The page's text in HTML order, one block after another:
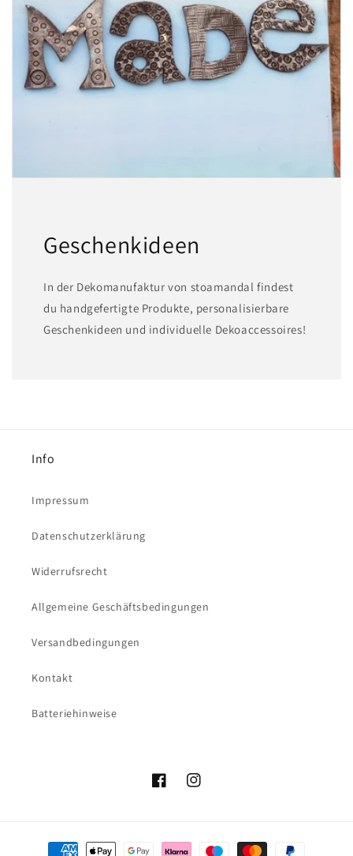
Geschenkideen
In der Dekomanufaktur von stoamandal findest
du handgefertigte Produkte, personalisierbare
Geschenkideen und individuelle Dekoaccessoires!
Info
Impressum
Datenschutzerklärung
Widerrufsrecht
Allgemeine Geschäftsbedingungen
Versandbedingungen
Kontakt
Batteriehinweise
FacebookInstagram
Zahlungsmethoden